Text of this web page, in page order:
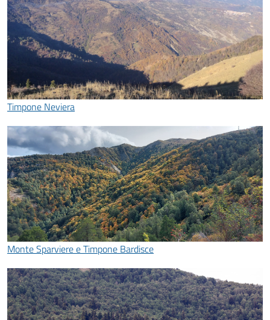
Timpone Neviera
Monte Sparviere e Timpone Bardisce